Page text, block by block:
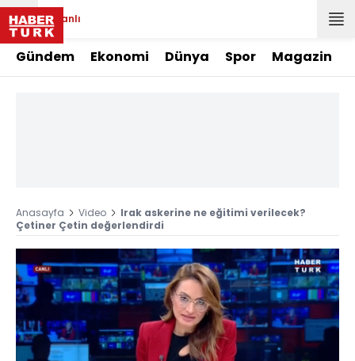
Canlı
Gündem Ekonomi Dünya Spor Magazin
Anasayfa Video
Irak askerine ne eğitimi verilecek?
Çetiner Çetin değerlendirdi